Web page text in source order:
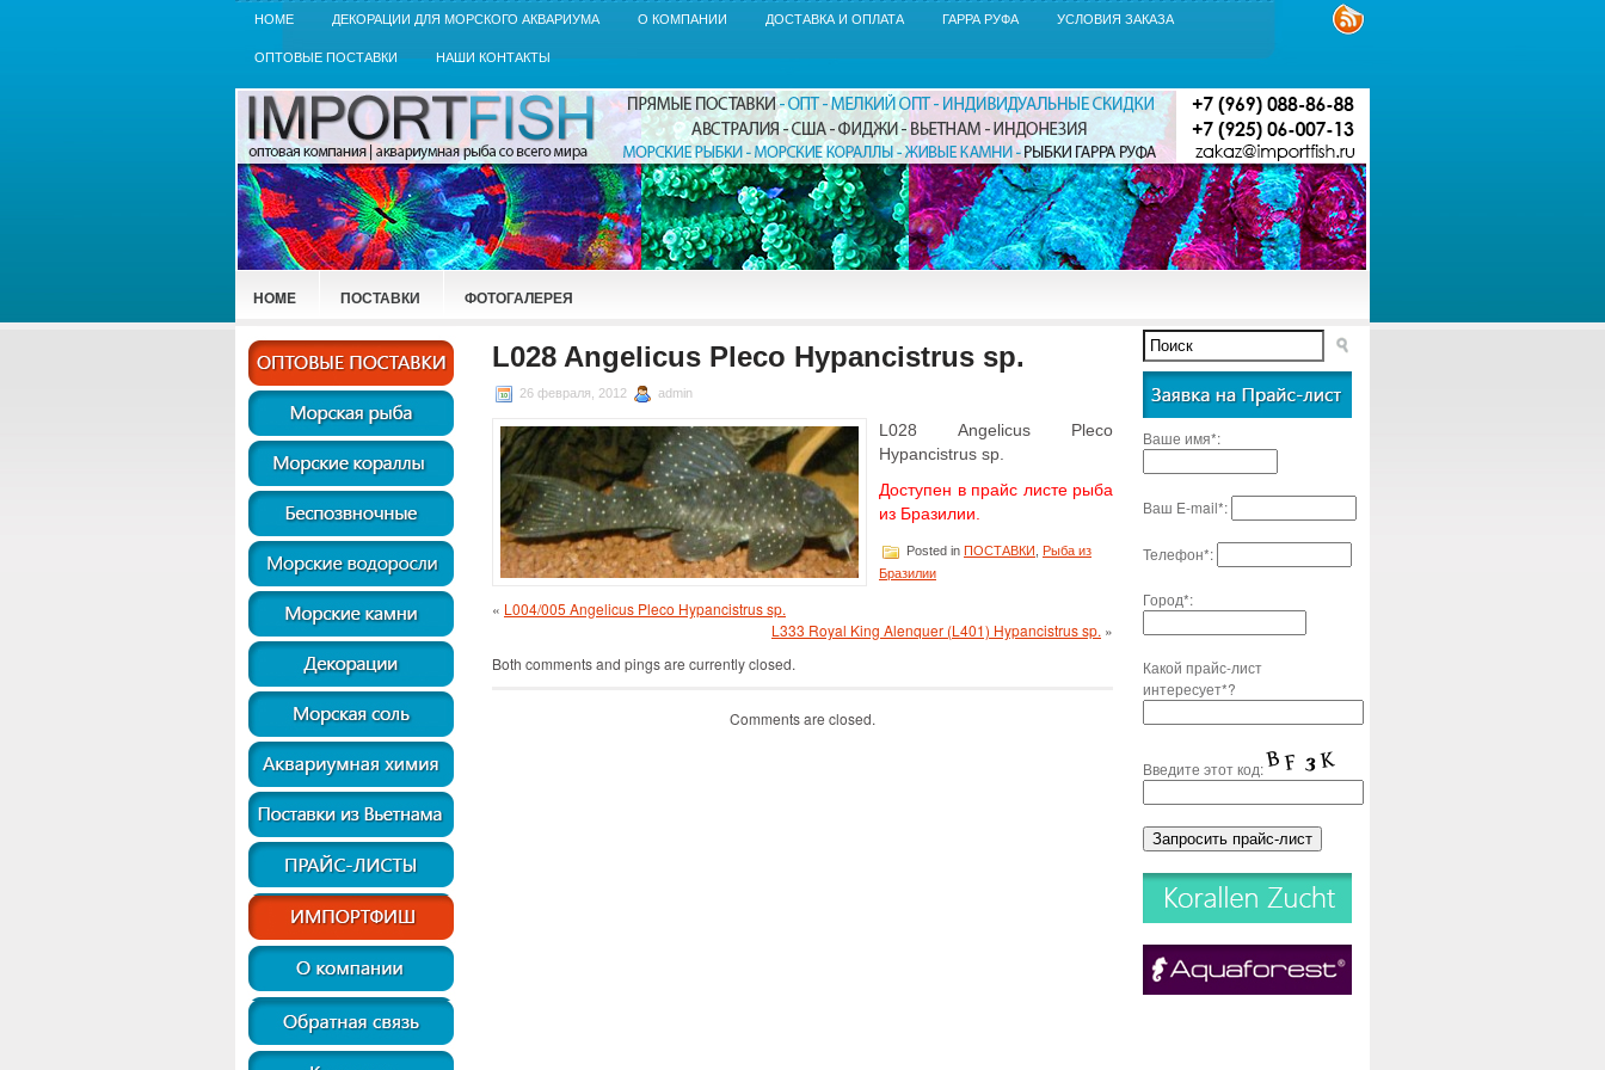
HOME ДЕКОРАЦИИ ДЛЯ МОРСКОГО АКВАРИУМА О КОМПАНИИ ДОСТАВКА И ОПЛАТА ГАРРА РУФА УСЛОВИЯ ЗАКАЗА
ОПТОВЫЕ ПОСТАВКИ НАШИ КОНТАКТЫ
HOME ПОСТАВКИ ФОТОГАЛЕРЕЯ
L028 Angelicus Pleco Hypancistrus sp.
26 февраля, 2012 admin
L028 Angelicus Pleco
Hypancistrus sp.
Доступен в прайс листе рыба
из Бразилии.
Posted in ПОСТАВКИ Рыба из
Бразилии
« L004/005 Angelicus Pleco Hypancistrus sp.
L333 Royal King Alenquer (L401) Hypancistrus sp. »
Both comments and pings are currently closed.
Comments are closed.
Ваше имя*:
Ваш E-mail*:
Телефон*:
Город*:
Какой прайс-лист
интересует*?
Введите этот код: